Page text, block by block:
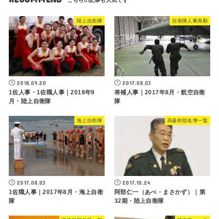
陸上自衛隊
2018.09.20
1佐人事・1佐職人事｜2018年9
月・陸上自衛隊
自衛隊人事異動
2017.08.03
将補人事｜2017年8月・航空自衛
隊
海上自衛隊
2017.08.03
1佐職人事｜2017年8月・海上自衛
隊
高級幹部名簿一覧
2017.10.24
阿部仁一（あべ・まさかず）｜第
32期・陸上自衛隊